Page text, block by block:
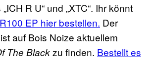
R U“ und „XTC“. Ihr könnt
EP hier bestellen. Der
ist auf Bois Noize aktuellem
The Blackzu finden. Bestellt es